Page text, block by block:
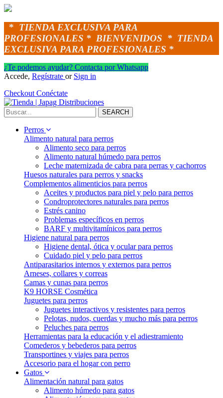
* TIENDA EXCLUSIVA PARA
PROFESIONALES * BIENVENIDOS * TIENDA
EXCLUSIVA PARA PROFESIONALES *
¿Te podemos ayudar? Contacta por Whatsapp
Accede, Regístrate or Sign in
Checkout Conéctate
SEARCH
Perros
Alimento natural para perros
Alimento seco para perros
Alimento natural húmedo para perros
Leche maternizada de cabra para perras y cachorros
Huesos naturales para perros y snacks
Complementos alimenticios para perros
Aceites y productos para piel y pelo para perros
Condroprotectores naturales para perros
Estrés canino
Problemas específicos en perros
BARF y multivitamínicos para perros
Higiene natural para perros
Higiene dental, ótica y ocular para perros
Cuidado piel y pelo para perros
Antiparasitarios internos y externos para perros
Arneses, collares y correas
Camas y cunas para perros
K9 HORSE Cosmética
Juguetes para perros
Juguetes interactivos y resistentes para perros
Pelotas, nudos, cuerdas y mucho más para perros
Peluches para perros
Herramientas para la educación y el adiestramiento
Comederos y bebederos para perros
Transportines y viajes para perros
Accesorio para el hogar con perro
Gatos
Alimentación natural para gatos
Alimento húmedo para gatos